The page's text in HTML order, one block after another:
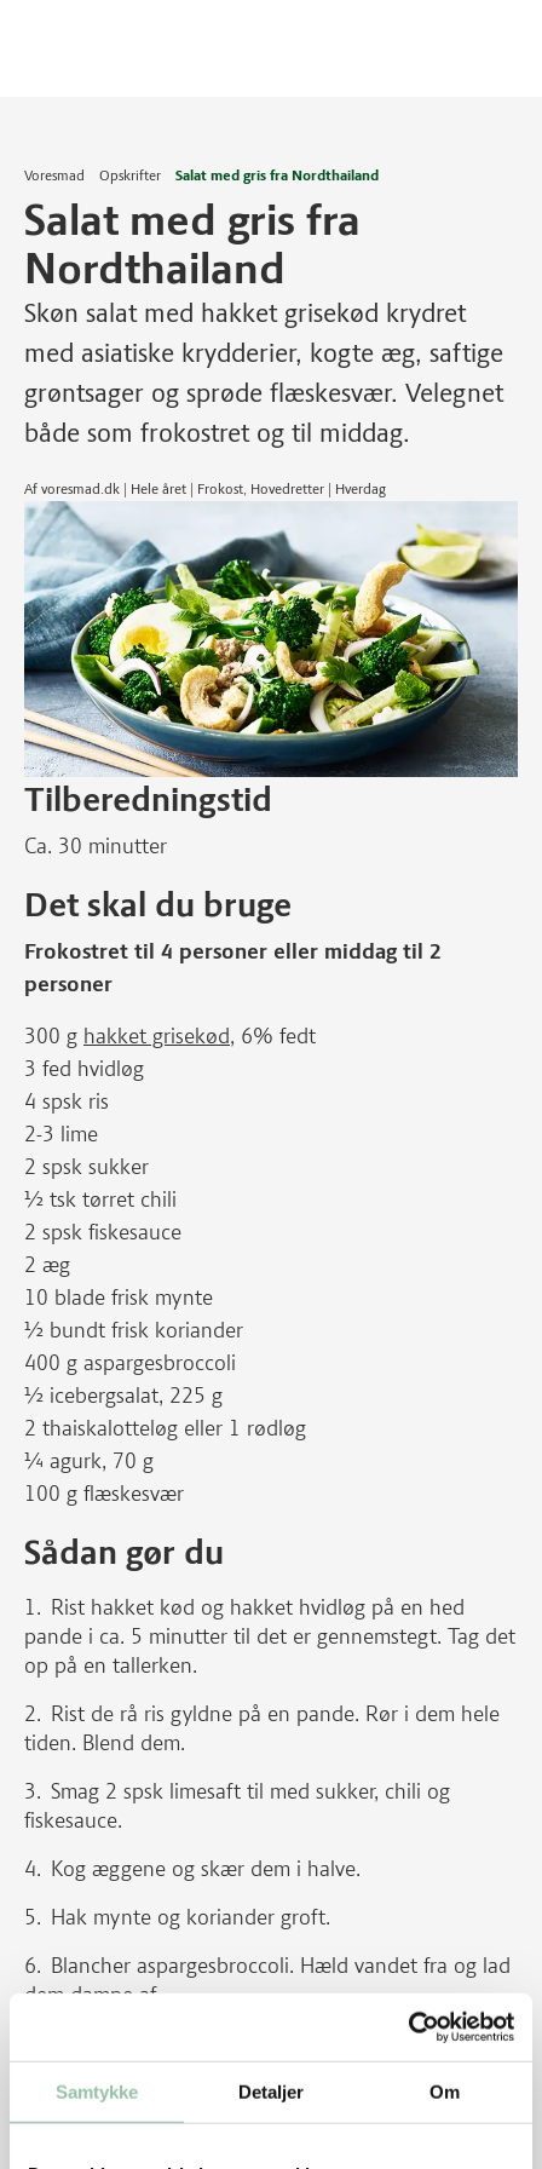
Samtykke Detaljer Om
Voresmad Opskrifter Salat med gris fra Nordthailand
Salat med gris fra
Nordthailand
Skøn salat med hakket grisekød krydret
med asiatiske krydderier, kogte æg, saftige
grøntsager og sprøde flæskesvær. Velegnet
både som frokostret og til middag.
Af voresmad.dk | Hele året | Frokost, Hovedretter | Hverdag
Tilberedningstid
Ca. 30 minutter
Det skal du bruge
Frokostret til 4 personer eller middag til 2
personer
300 g hakket grisekød, 6% fedt
3 fed hvidløg
4 spsk ris
2-3 lime
2 spsk sukker
½ tsk tørret chili
2 spsk fiskesauce
2 æg
10 blade frisk mynte
½ bundt frisk koriander
400 g aspargesbroccoli
½ icebergsalat, 225 g
2 thaiskalotteløg eller 1 rødløg
¼ agurk, 70 g
100 g flæskesvær
Sådan gør du
Rist hakket kød og hakket hvidløg på en hed
pande i ca. 5 minutter til det er gennemstegt. Tag det
op på en tallerken.
Rist de rå ris gyldne på en pande. Rør i dem hele
tiden. Blend dem.
Smag 2 spsk limesaft til med sukker, chili og
fiskesauce.
Kog æggene og skær dem i halve.
Hak mynte og koriander groft.
Blancher aspargesbroccoli. Hæld vandet fra og lad
dem dampe af.
Del salaten i blade. Riv evt. nogle af dem i grove
Skær løget igennem på langs og derefter i tynde